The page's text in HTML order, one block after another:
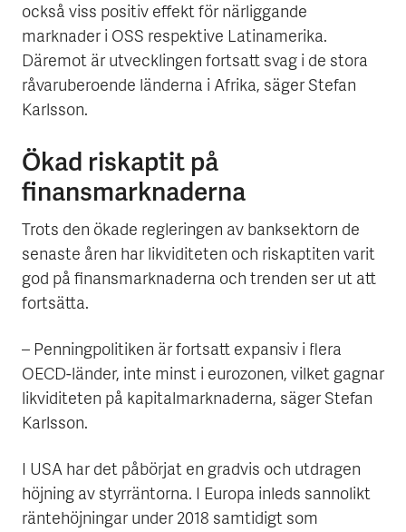
också viss positiv effekt för närliggande
marknader i OSS respektive Latinamerika.
Däremot är utvecklingen fortsatt svag i de stora
råvaruberoende länderna i Afrika, säger Stefan
Karlsson.
Ökad riskaptit på
finansmarknaderna
Trots den ökade regleringen av banksektorn de
senaste åren har likviditeten och riskaptiten varit
god på finansmarknaderna och trenden ser ut att
fortsätta.
– Penningpolitiken är fortsatt expansiv i flera
OECD-länder, inte minst i eurozonen, vilket gagnar
likviditeten på kapitalmarknaderna, säger Stefan
Karlsson.
I USA har det påbörjat en gradvis och utdragen
höjning av styrräntorna. I Europa inleds sannolikt
räntehöjningar under 2018 samtidigt som